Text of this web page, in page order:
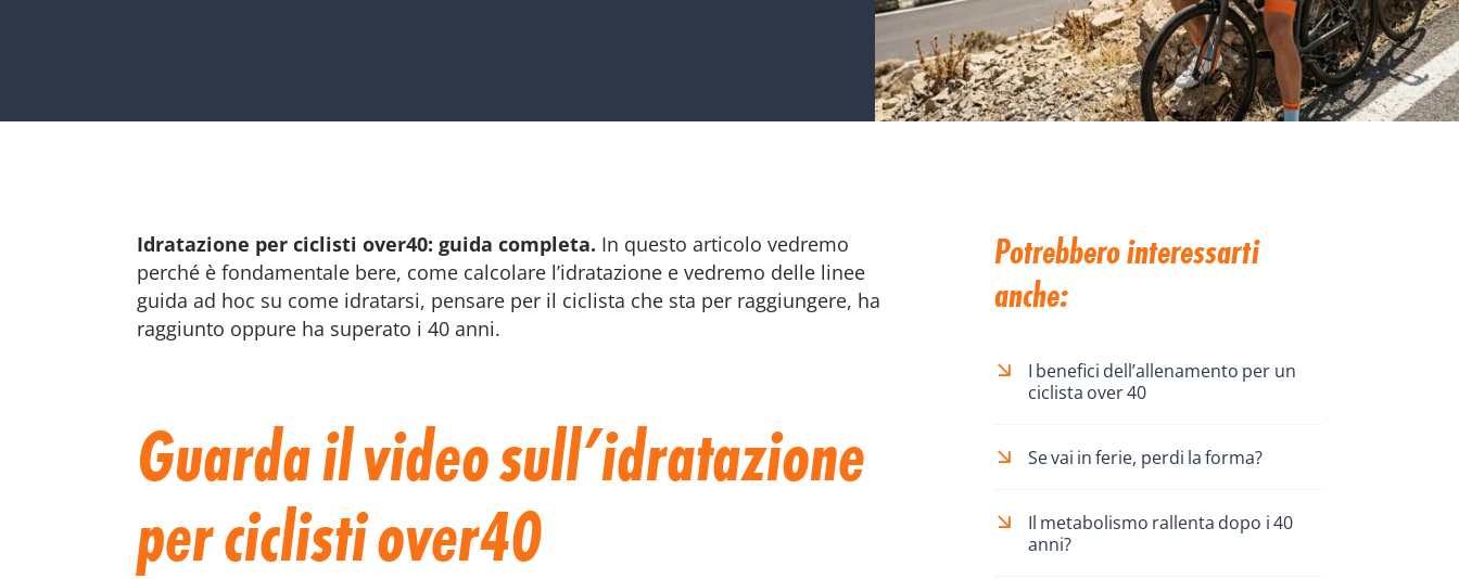
Idratazione per ciclisti over40: guida completa. In questo articolo vedremo
perché è fondamentale bere, come calcolare l’idratazione e vedremo delle linee
guida ad hoc su come idratarsi, pensare per il ciclista che sta per raggiungere, ha
raggiunto oppure ha superato i 40 anni.
Guarda il video sull’idratazione
per ciclisti over40
Potrebbero interessarti
anche:
I benefici dell’allenamento per un
ciclista over 40
Se vai in ferie, perdi la forma?
Il metabolismo rallenta dopo i 40
anni?